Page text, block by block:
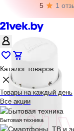
Каталог товаров
Товары на каждый день
Все акции
Бытовая техника
5 1